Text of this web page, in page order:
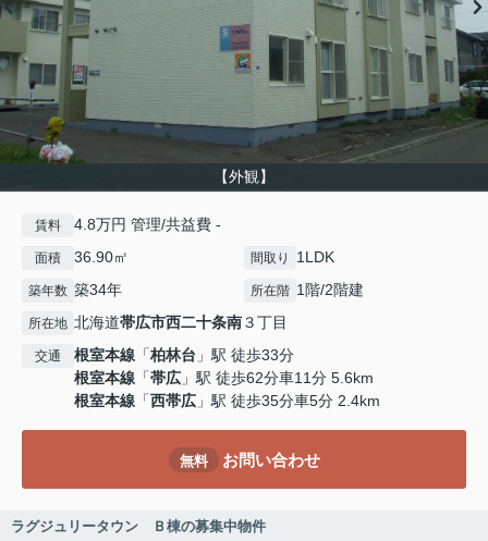
【外観】
賃料 4.8万円 管理/共益費 -
面積 36.90㎡ 間取り 1LDK
築年数 築34年 所在階 1階/2階建
所在地 北海道帯広市西二十条南３丁目
交通 根室本線 「柏林台 」駅 徒歩33分
根室本線 「帯広 」駅 徒歩62分車11分 5.6km
根室本線 「西帯広 」駅 徒歩35分車5分 2.4km
無料 お問い合わせ
ラグジュリータウン Ｂ棟の募集中物件